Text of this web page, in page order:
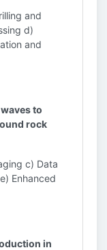
and
d)
and
to
rock
c) Data
Enhanced
in